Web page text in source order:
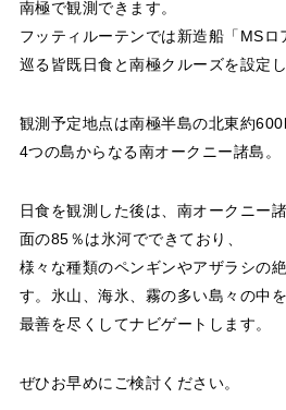
南極で観測できます。
フッティルーテンでは新造船「MS
巡る皆既日食と南極クルーズを設定し
観測予定地点は南極半島の北東約
4つの島からなる南オークニー諸島。
日食を観測した後は、南オークニー
面の85％は氷河でできており、
様々な種類のペンギンやアザラシの
す。氷山、海氷、霧の多い島々の中を
最善を尽くしてナビゲートします。
ぜひお早めにご検討ください。